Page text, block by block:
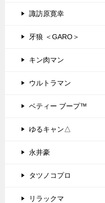
諏訪原寛幸
牙狼 ＜GARO＞
キン肉マン
ウルトラマン
ベティー ブープ™
ゆるキャン△
永井豪
タツノコプロ
リラックマ